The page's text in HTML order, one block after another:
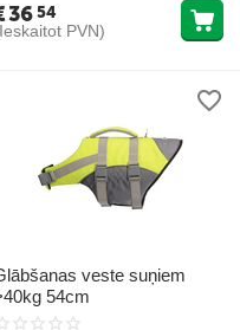
3654
PVN)
veste suņiem
54cm